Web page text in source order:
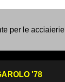
per le acciaierie
'78